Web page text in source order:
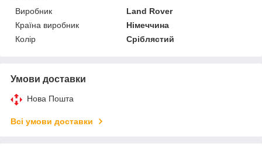
Виробник
Land Rover
Країна виробник
Німеччина
Колір
Сріблястий
Умови доставки
Нова Пошта
Всі умови доставки